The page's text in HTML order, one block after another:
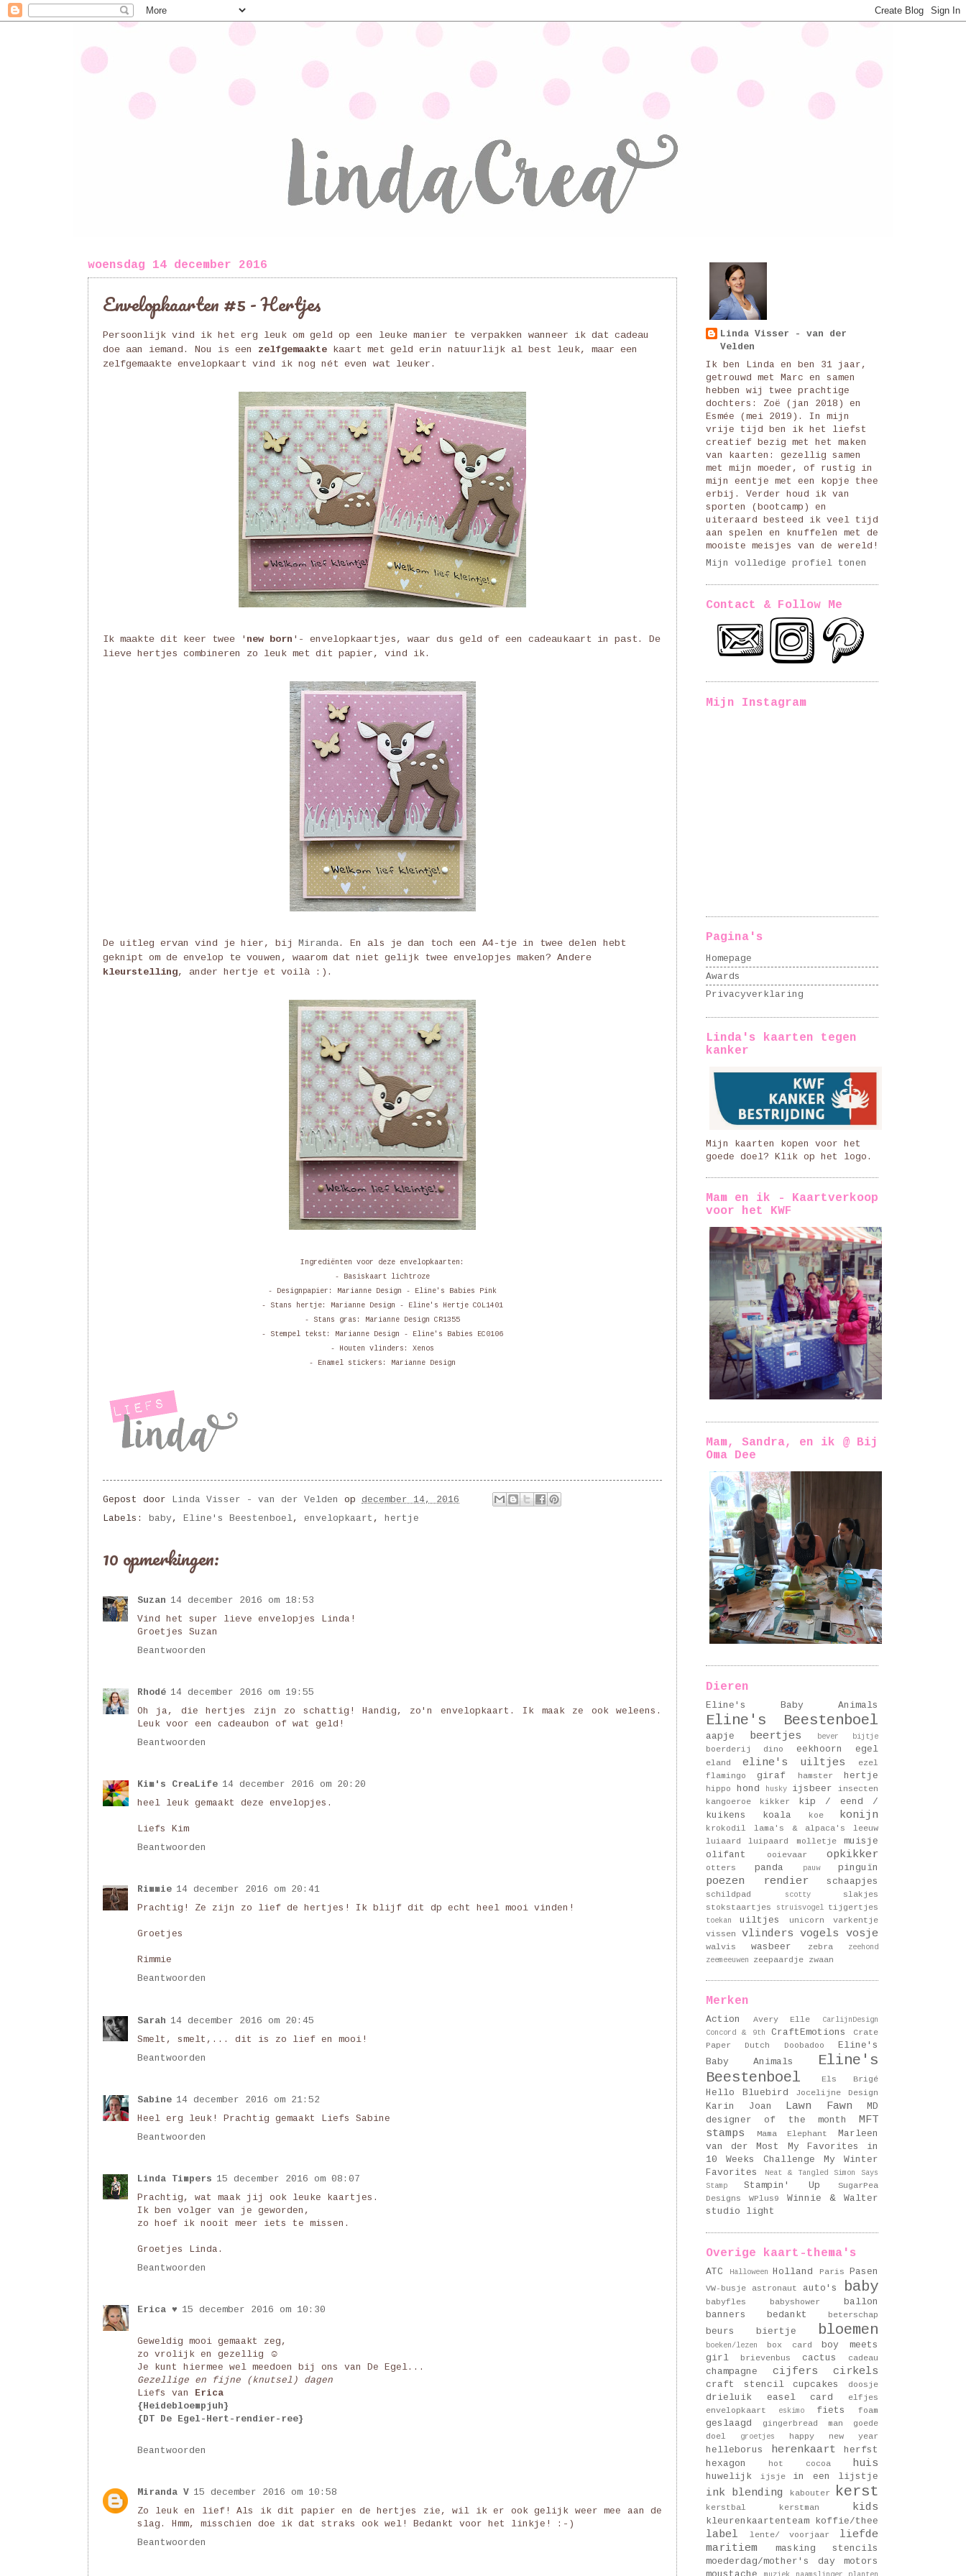
woensdag 14 december 2016
Envelopkaarten #5 - Hertjes
Persoonlijk vind ik het erg leuk om geld op een leuke manier te verpakken wanneer ik dat cadeau
doe aan iemand. Nou is een zelfgemaakte kaart met geld erin natuurlijk al best leuk, maar een
zelfgemaakte envelopkaart vind ik nog nét even wat leuker.
Ik maakte dit keer twee ' new born '- envelopkaartjes, waar dus geld of een cadeaukaart in past. De
lieve hertjes combineren zo leuk met dit papier, vind ik.
De uitleg ervan vind je hier, bij Miranda. En als je dan toch een A4-tje in twee delen hebt
geknipt om de envelop te vouwen, waarom dat niet gelijk twee envelopjes maken? Andere
kleurstelling, ander hertje et voilà :).
Ingrediënten voor deze envelopkaarten:
- Basiskaart lichtroze
- Designpapier: Marianne Design - Eline's Babies Pink
- Stans hertje:
Marianne Design - Eline's Hertje COL1401
- Stans gras: Marianne Design CR1355
- Stempel tekst:
Marianne Design - Eline's Babies EC0106
- Houten vlinders: Xenos
- Enamel stickers: Marianne Design
Gepost door Linda Visser - van der Velden op december 14, 2016
Labels: baby , Eline's Beestenboel, envelopkaart , hertje
10 opmerkingen:
Suzan 14 december 2016 om 18:53
Vind het super lieve envelopjes Linda!
Groetjes Suzan
Beantwoorden
Rhodé 14 december 2016 om 19:55
Oh ja, die hertjes zijn zo schattig! Handig, zo'n envelopkaart. Ik maak ze ook weleens.
Leuk voor een cadeaubon of wat geld!
Beantwoorden
Kim's CreaLife 14 december 2016 om 20:20
heel leuk gemaakt deze envelopjes.
Liefs Kim
Beantwoorden
Rimmie 14 december 2016 om 20:41
Prachtig! Ze zijn zo lief de hertjes! Ik blijf dit dp echt heel mooi vinden!
Groetjes
Rimmie
Beantwoorden
Sarah 14 december 2016 om 20:45
Smelt, smelt,... dit is zo lief en mooi!
Beantwoorden
Sabine 14 december 2016 om 21:52
Heel erg leuk! Prachtig gemaakt Liefs Sabine
Beantwoorden
Linda Timpers 15 december 2016 om 08:07
Prachtig, wat maak jij ook leuke kaartjes.
Ik ben volger van je geworden,
zo hoef ik nooit meer iets te missen.
Groetjes Linda.
Beantwoorden
Erica ♥ 15 december 2016 om 10:30
Geweldig mooi gemaakt zeg,
zo vrolijk en gezellig ☺
Je kunt hiermee wel meedoen bij ons van De Egel...
Gezellige en fijne (knutsel) dagen
Liefs van
Erica
{Heidebloempjuh}
{DT De Egel-Hert-rendier-ree}
Beantwoorden
Miranda V 15 december 2016 om 10:58
Zo leuk en lief! Als ik dit papier en de hertjes zie, wil ik er ook gelijk weer mee aan de
slag. Hmm, misschien doe ik dat straks ook wel! Bedankt voor het linkje! :-)
Beantwoorden
Linda Visser - van der
Velden
Ik ben Linda en ben 31 jaar,
getrouwd met Marc en samen
hebben wij twee prachtige
dochters: Zoë (jan 2018) en
Esmée (mei 2019). In mijn
vrije tijd ben ik het liefst
creatief bezig met het maken
van kaarten: gezellig samen
met mijn moeder, of rustig in
mijn eentje met een kopje thee
erbij. Verder houd ik van
sporten (bootcamp) en
uiteraard besteed ik veel tijd
aan spelen en knuffelen met de
mooiste meisjes van de wereld!
Mijn volledige profiel tonen
Contact & Follow Me
Mijn Instagram
Pagina's
Homepage
Awards
Privacyverklaring
Linda's kaarten tegen
kanker
Mijn kaarten kopen voor het
goede doel? Klik op het logo.
Mam en ik - Kaartverkoop
voor het KWF
Mam, Sandra, en ik @ Bij
Oma Dee
Dieren
Eline's Baby Animals
Eline's Beestenboel
aapje beertjes bever bijtje
boerderij dino eekhoorn egel
eland eline's uiltjes
ezel
flamingo
giraf hamster hertje
hippo hond husky ijsbeer
insecten
kangoeroe
kikker
kip / eend /
kuikens
koala koe konijn
krokodil lama's & alpaca's
leeuw
luiaard
luipaard molletje
muisje
olifant
ooievaar opkikker
otters panda pauw pinguïn
poezen rendier schaapjes
schildpad scotty
slakjes
stokstaartjes
struisvogel tijgertjes
toekan uiltjes unicorn
varkentje
vissen
vlinders vogels vosje
walvis wasbeer zebra
zeehond
zeemeeuwen
zeepaardje zwaan
Merken
Action Avery Elle
CarlijnDesign
Concord & 9th
CraftEmotions
Crate
Paper
Dutch Doobadoo
Eline's
Baby Animals
Eline's
Beestenboel
Els Brigé
Hello Bluebird Jocelijne Design
Karin Joan Lawn Fawn
MD
designer of the month
MFT
stamps
Mama Elephant
Marleen
van der Most
My Favorites in
10 Weeks Challenge
My Winter
Favorites
Neat & Tangled
Simon Says
Stamp
Stampin' Up
SugarPea
Designs
WPlus9
Winnie & Walter
studio light
Overige kaart-thema's
ATC Halloween Holland Paris Pasen
VW-busje astronaut auto's baby
babyfles babyshower
ballon
banners
bedankt beterschap
beurs biertje bloemen
boeken/lezen box card
boy meets
girl
brievenbus cactus cadeau
champagne cijfers cirkels
craft stencil cupcakes doosje
drieluik easel card
elfjes
envelopkaart
eskimo fiets foam
geslaagd gingerbread man
goede
doel
groetjes happy new year
helleborus herenkaart
herfst
hexagon
hot cocoa huis
huwelijk ijsje in een lijstje
ink blending kabouter kerst
kerstbal kerstman kids
kleurenkaartenteam koffie/thee
label lente/ voorjaar
liefde
maritiem
masking stencils
moederdag/mother's day
motors